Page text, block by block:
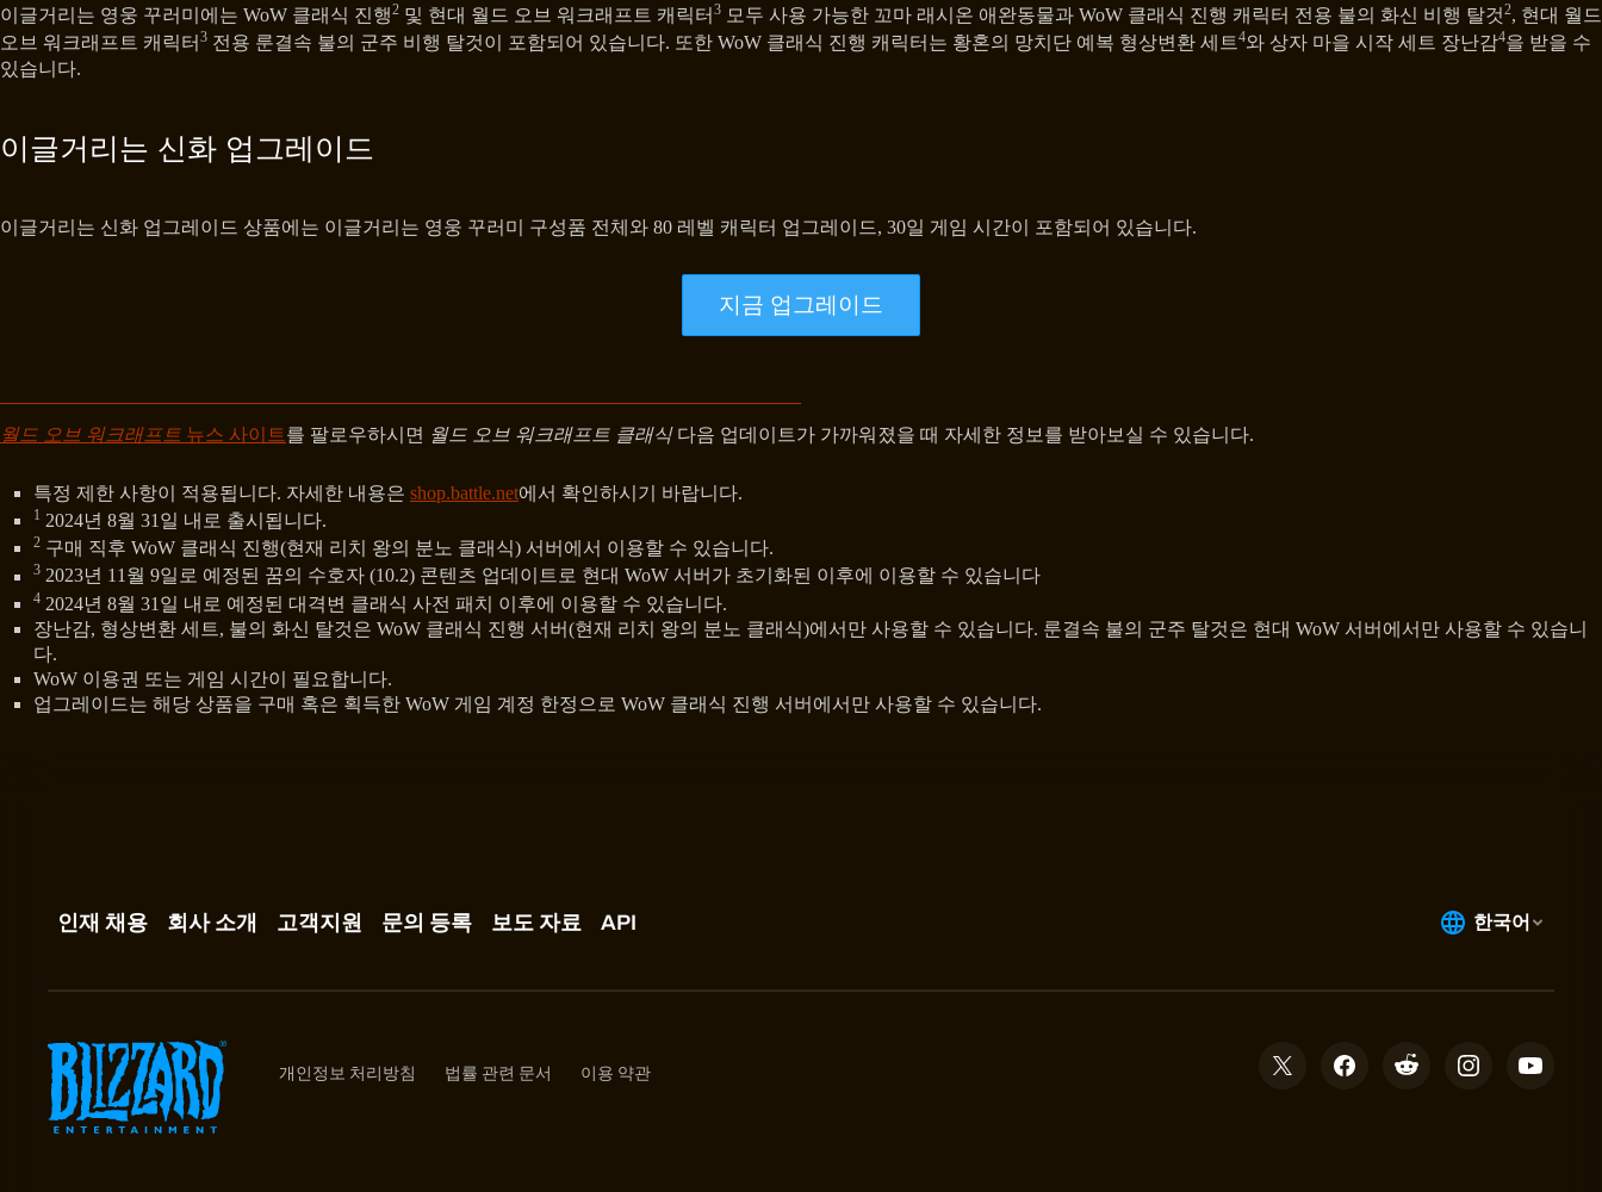
이글거리는 영웅 꾸러미에는 WoW 클래식 진행2 및 현대 월드 오브 워크래프트 캐릭터 3 모두 사용 가능한 꼬마 래시온 애완동물과 WoW 클래식 진행 캐릭터 전용 불의 화신 비행 탈것2, 현대 월드
오브 워크래프트 캐릭터 3 전용 룬결속 불의 군주 비행 탈것이 포함되어 있습니다. 또한 WoW 클래식 진행 캐릭터는 황혼의 망치단 예복 형상변환 세트4와 상자 마을 시작 세트 장난감4을 받을 수
있습니다.
이글거리는 신화 업그레이드
이글거리는 신화 업그레이드 상품에는 이글거리는 영웅 꾸러미 구성품 전체와 80 레벨 캐릭터 업그레이드, 30일 게임 시간이 포함되어 있습니다.
지금 업그레이드
월드 오브 워크래프트 뉴스 사이트 를 팔로우하시면 월드 오브 워크래프트 클래식다음 업데이트가 가까워졌을 때 자세한 정보를 받아보실 수 있습니다.
특정 제한 사항이 적용됩니다. 자세한 내용은 shop.battle.net에서 확인하시기 바랍니다.
1 2024년 8월 31일 내로 출시됩니다.
2 구매 직후 WoW 클래식 진행(현재 리치 왕의 분노 클래식) 서버에서 이용할 수 있습니다.
3 2023년 11월 9일로 예정된 꿈의 수호자 (10.2) 콘텐츠 업데이트로 현대 WoW 서버가 초기화된 이후에 이용할 수 있습니다
4 2024년 8월 31일 내로 예정된 대격변 클래식 사전 패치 이후에 이용할 수 있습니다.
장난감, 형상변환 세트, 불의 화신 탈것은 WoW 클래식 진행 서버(현재 리치 왕의 분노 클래식)에서만 사용할 수 있습니다. 룬결속 불의 군주 탈것은 현대 WoW 서버에서만 사용할 수 있습니
다.
WoW 이용권 또는 게임 시간이 필요합니다.
업그레이드는 해당 상품을 구매 혹은 획득한 WoW 게임 계정 한정으로 WoW 클래식 진행 서버에서만 사용할 수 있습니다.